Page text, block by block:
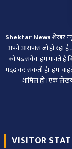
Shekhar Newsशेखर
अपने आसपास जो हो रहा है
को पढ़ सकें। हम मानते हैं
मदद कर सकती है। हम
शामिल हों। एक
VISITOR